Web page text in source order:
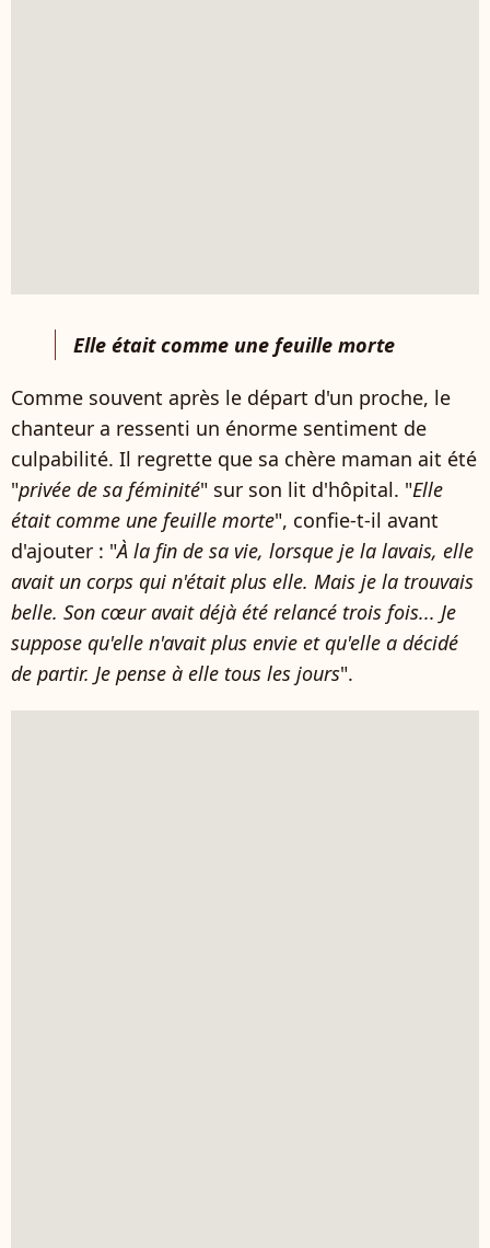
Elle était comme une feuille morte
Comme souvent après le départ d'un proche, le
chanteur a ressenti un énorme sentiment de
culpabilité. Il regrette que sa chère maman ait été
"privée de sa féminité" sur son lit d'hôpital. "Elle
était comme une feuille morte", confie-t-il avant
d'ajouter : "À la fin de sa vie, lorsque je la lavais, elle
avait un corps qui n'était plus elle. Mais je la trouvais
belle. Son cœur avait déjà été relancé trois fois... Je
suppose qu'elle n'avait plus envie et qu'elle a décidé
de partir. Je pense à elle tous les jours".